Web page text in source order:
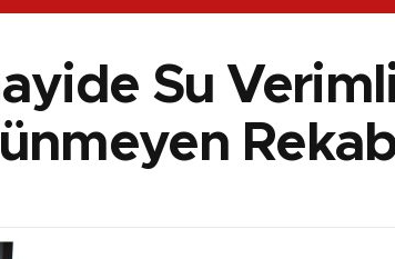
Su